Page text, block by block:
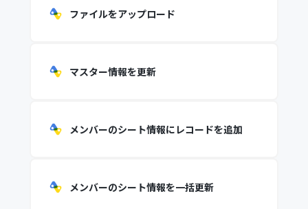
ファイルをアップロード
マスター情報を更新
メンバーのシート情報にレコードを追加
メンバーのシート情報を一括更新